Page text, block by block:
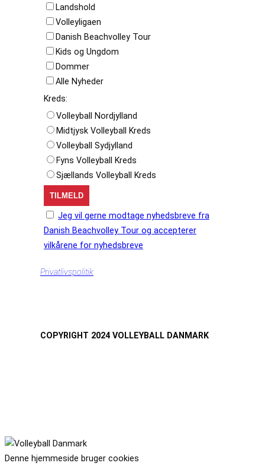
Landshold
Volleyligaen
Danish Beachvolley Tour
Kids og Ungdom
Dommer
Alle Nyheder
Kreds:
Volleyball Nordjylland
Midtjysk Volleyball Kreds
Volleyball Sydjylland
Fyns Volleyball Kreds
Sjællands Volleyball Kreds
Jeg vil gerne modtage nyhedsbreve fra
Danish Beachvolley Tour og accepterer
vilkårene for nyhedsbreve
Privatlivspolitik
COPYRIGHT 2024 VOLLEYBALL DANMARK
Denne hjemmeside bruger cookies